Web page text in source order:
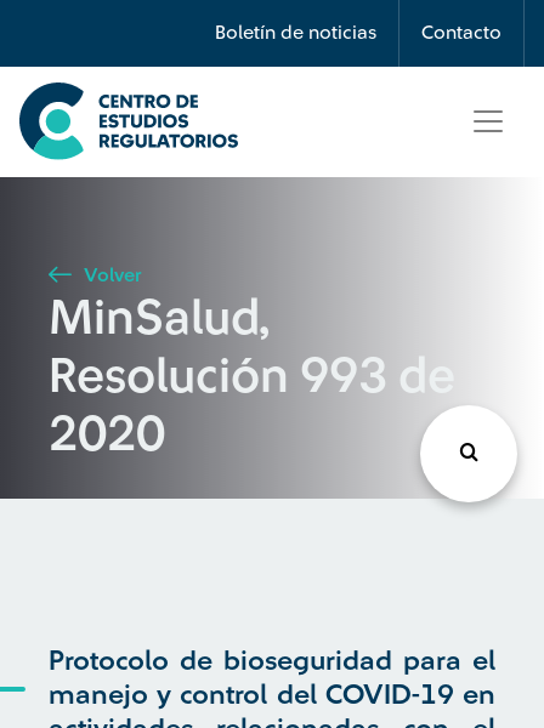
Boletín de noticias Contacto
Búsqueda
Seleccione país
Buscar
Volver
MinSalud,
Resolución 993 de
2020
Protocolo de bioseguridad para el
manejo y control del COVID-19 en